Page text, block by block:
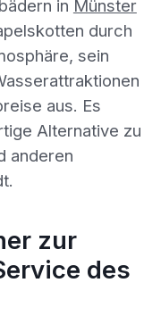
in Münster
durch
sein
aus. Es
Alternative zu
anderen
zur
des